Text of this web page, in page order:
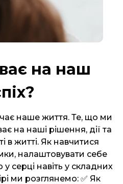
на наш
наше життя. Те, що ми
на наші рішення, дії та
в житті. Як навчитися
налаштовувати себе
у серці навіть у складних
ми розглянемо: ✅ Як